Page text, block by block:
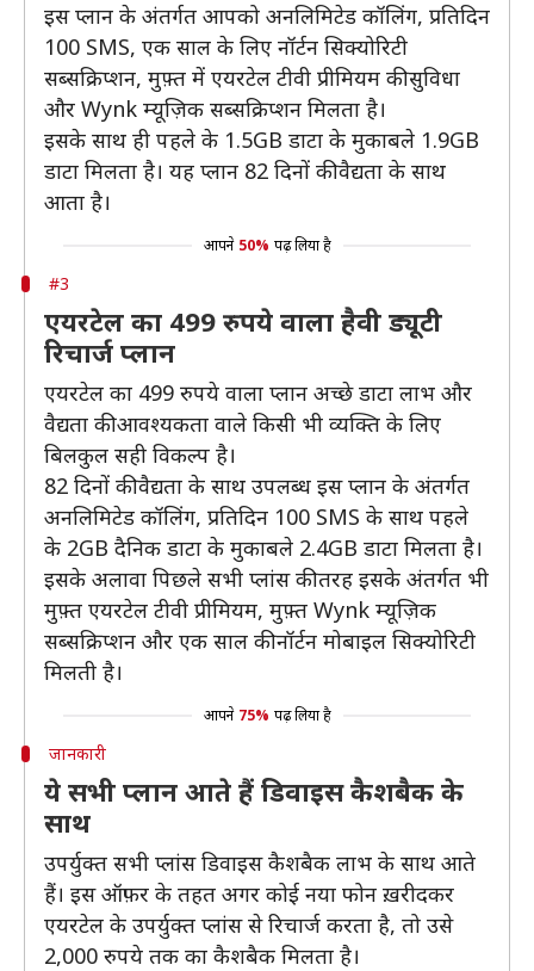
इस प्लान के अंतर्गत आपको अनलिमिटेड कॉलिंग, प्रतिदिन
100 SMS, एक साल के लिए नॉर्टन सिक्योरिटी
सब्सक्रिप्शन, मुफ़्त में एयरटेल टीवी प्रीमियम की सुविधा
और Wynk म्यूज़िक सब्सक्रिप्शन मिलता है।
इसके साथ ही पहले के 1.5GB डाटा के मुकाबले 1.9GB
डाटा मिलता है। यह प्लान 82 दिनों की वैद्यता के साथ
आता है।
आपने 50% पढ़ लिया है
#3
एयरटेल का 499 रुपये वाला हैवी ड्यूटी
रिचार्ज प्लान
एयरटेल का 499 रुपये वाला प्लान अच्छे डाटा लाभ और
वैद्यता की आवश्यकता वाले किसी भी व्यक्ति के लिए
बिलकुल सही विकल्प है।
82 दिनों की वैद्यता के साथ उपलब्ध इस प्लान के अंतर्गत
अनलिमिटेड कॉलिंग, प्रतिदिन 100 SMS के साथ पहले
के 2GB दैनिक डाटा के मुकाबले 2.4GB डाटा मिलता है।
इसके अलावा पिछले सभी प्लांस की तरह इसके अंतर्गत भी
मुफ़्त एयरटेल टीवी प्रीमियम, मुफ़्त Wynk म्यूज़िक
सब्सक्रिप्शन और एक साल की नॉर्टन मोबाइल सिक्योरिटी
मिलती है।
आपने 75% पढ़ लिया है
जानकारी
ये सभी प्लान आते हैं डिवाइस कैशबैक के
साथ
उपर्युक्त सभी प्लांस डिवाइस कैशबैक लाभ के साथ आते
हैं। इस ऑफ़र के तहत अगर कोई नया फोन ख़रीदकर
एयरटेल के उपर्युक्त प्लांस से रिचार्ज करता है, तो उसे
2,000 रुपये तक का कैशबैक मिलता है।